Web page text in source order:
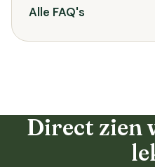
Alle FAQ's
Direct zien